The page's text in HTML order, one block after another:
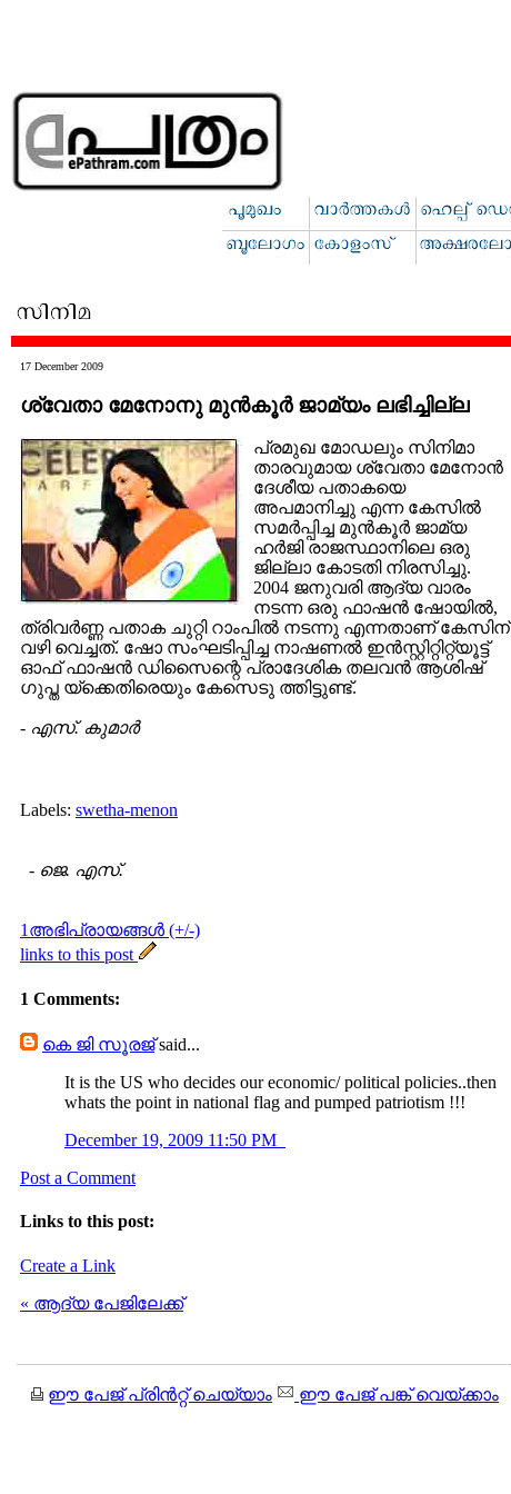
17 December 2009
ശ്വേതാ മേനോനു മുന്‍കൂര്‍ ജാമ്യം ലഭിച്ചില്ല
പ്രമുഖ മോഡലും സിനിമാ
താരവുമായ ശ്വേതാ മേനോന്‍
ദേശീയ പതാകയെ
അപമാനിച്ചു എന്ന കേസില്‍
സമര്‍പ്പിച്ച മുന്‍കൂര്‍ ജാമ്യ
ഹര്‍ജി രാജസ്ഥാനിലെ ഒരു
ജില്ലാ കോടതി നിരസിച്ചു.
2004 ജനുവരി ആദ്യ വാരം
നടന്ന ഒരു ഫാഷന്‍ ഷോയില്‍,
ത്രിവര്‍ണ്ണ പതാക ചുറ്റി റാംപില്‍ നടന്നു എന്നതാണ് കേസിന്‌
വഴി വെച്ചത്‌. ഷോ സംഘടിപ്പിച്ച നാഷണല്‍ ഇന്‍സ്റ്റിറ്റിറ്റ്യൂട്ട്‌
ഓഫ്‌ ഫാഷന്‍ ഡിസൈന്റെ പ്രാദേശിക തലവന്‍ ആശിഷ്‌
ഗുപ്ത യ്ക്കെതിരെയും കേസെടു ത്തിട്ടുണ്ട്‌.
- എസ്. കുമാര്‍
Labels: swetha-menon
- ജെ. എസ്.
1അഭിപ്രായങ്ങള്‍ (+/-)
links to this post
1 Comments:
കെ ജി സൂരജ്said...
It is the US who decides our economic/ political policies..then
whats the point in national flag and pumped patriotism !!!
December 19, 2009 11:50 PM
Post a Comment
Links to this post:
Create a Link
« ആദ്യ പേജിലേക്ക്
ഈ പേജ് പ്രിന്‍റ്റ് ചെയ്യാം ഈ പേജ് പങ്ക് വെയ്ക്കാം